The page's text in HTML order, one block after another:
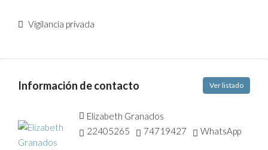
Vigilancia privada
Información de contacto Ver listado
Elizabeth Granados
22405265
74719427 WhatsApp